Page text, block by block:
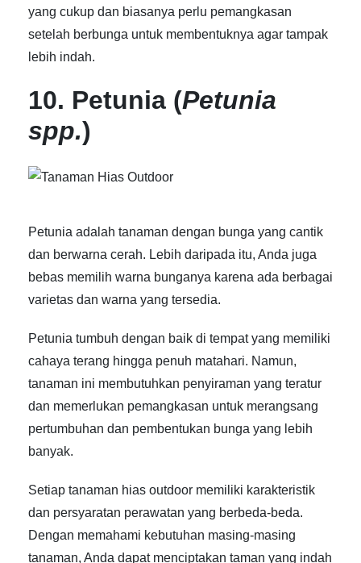
yang cukup dan biasanya perlu pemangkasan
setelah berbunga untuk membentuknya agar tampak
lebih indah.
10. Petunia (Petunia
spp.)
Petunia adalah tanaman dengan bunga yang cantik
dan berwarna cerah. Lebih daripada itu, Anda juga
bebas memilih warna bunganya karena ada berbagai
varietas dan warna yang tersedia.
Petunia tumbuh dengan baik di tempat yang memiliki
cahaya terang hingga penuh matahari. Namun,
tanaman ini membutuhkan penyiraman yang teratur
dan memerlukan pemangkasan untuk merangsang
pertumbuhan dan pembentukan bunga yang lebih
banyak.
Setiap tanaman hias outdoor memiliki karakteristik
dan persyaratan perawatan yang berbeda-beda.
Dengan memahami kebutuhan masing-masing
tanaman, Anda dapat menciptakan taman yang indah